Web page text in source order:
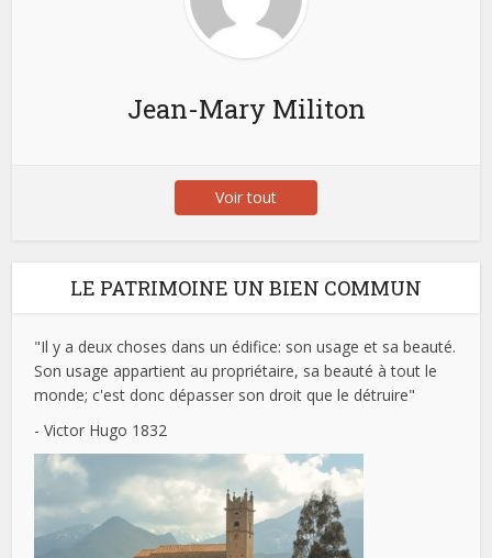
Jean-Mary Militon
Voir tout
LE PATRIMOINE UN BIEN COMMUN
"Il y a deux choses dans un édifice: son usage et sa beauté.
Son usage appartient au propriétaire, sa beauté à tout le
monde; c'est donc dépasser son droit que le détruire"
- Victor Hugo 1832